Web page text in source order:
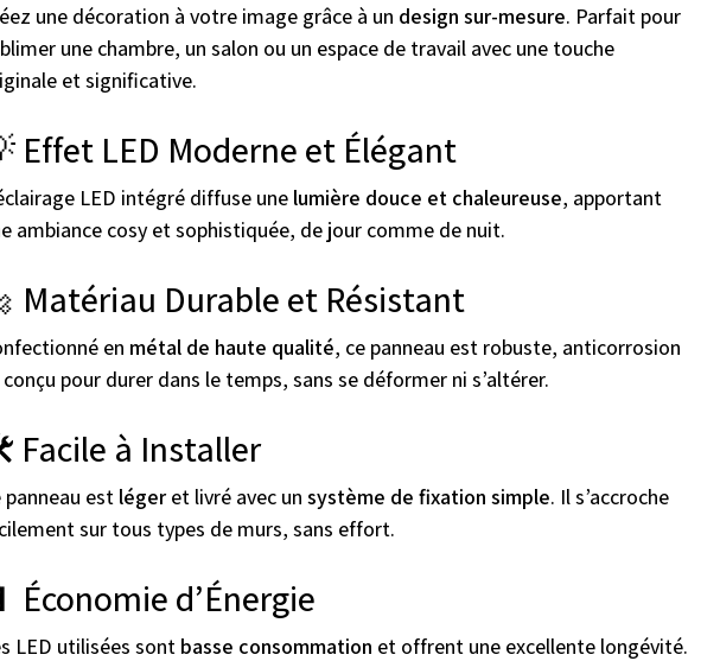
une décoration à votre image grâce à un design sur-mesure. Parfait pour
une chambre, un salon ou un espace de travail avec une touche
et significative.
Effet LED Moderne et Élégant
LED intégré diffuse une lumière douce et chaleureuse, apportant
ambiance cosy et sophistiquée, de jour comme de nuit.
Matériau Durable et Résistant
en métal de haute qualité, ce panneau est robuste, anticorrosion
pour durer dans le temps, sans se déformer ni s’altérer.
Facile à Installer
panneau est légeret livré avec un système de fixation simple. Il s’accroche
sur tous types de murs, sans effort.
Économie d’Énergie
LED utilisées sont basse consommation et offrent une excellente longévité.